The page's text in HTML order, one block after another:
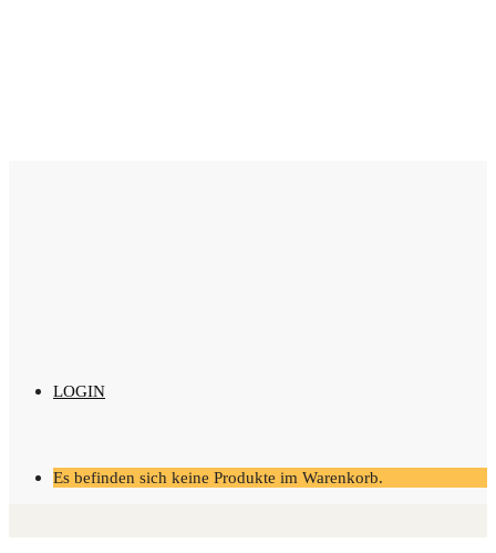
LOGIN
Es befinden sich keine Produkte im Warenkorb.